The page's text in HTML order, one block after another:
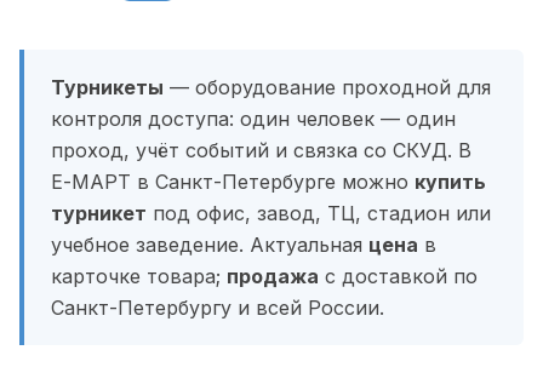
Турникеты — оборудование проходной для
контроля доступа: один человек — один
проход, учёт событий и связка со СКУД. В
Е-МАРТ в Санкт-Петербурге можно купить
турникет под офис, завод, ТЦ, стадион или
учебное заведение. Актуальная цена в
карточке товара; продажа с доставкой по
Санкт-Петербургу и всей России.